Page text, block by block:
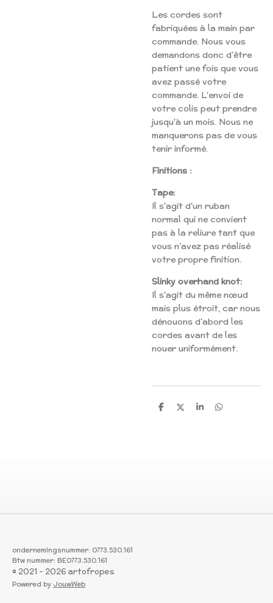
Les cordes sont
fabriquées à la main par
commande. Nous vous
demandons donc d'être
patient une fois que vous
avez passé votre
commande. L'envoi de
votre colis peut prendre
jusqu'à un mois. Nous ne
manquerons pas de vous
tenir informé.
Finitions :
Tape:
Il s'agit d'un ruban
normal qui ne convient
pas à la reliure tant que
vous n'avez pas réalisé
votre propre finition.
Slinky overhand knot:
Il s'agit du même nœud
mais plus étroit, car nous
dénouons d'abord les
cordes avant de les
nouer uniformément.
S
S
S
S
ondernemingsnummer: 0773.530.161
Btw nummer: BE0773.530.161
© 2021 - 2026 artofropes
Powered by JouwWeb